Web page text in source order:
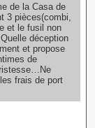
de la Casa de
3 pièces(combi,
et le fusil non
déception
et propose
de
frais de port